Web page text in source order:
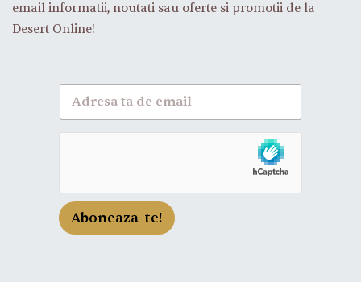
email informatii, noutati sau oferte si promotii de la
Desert Online!
A
o
n
a
-
t
Aboneaza-te!